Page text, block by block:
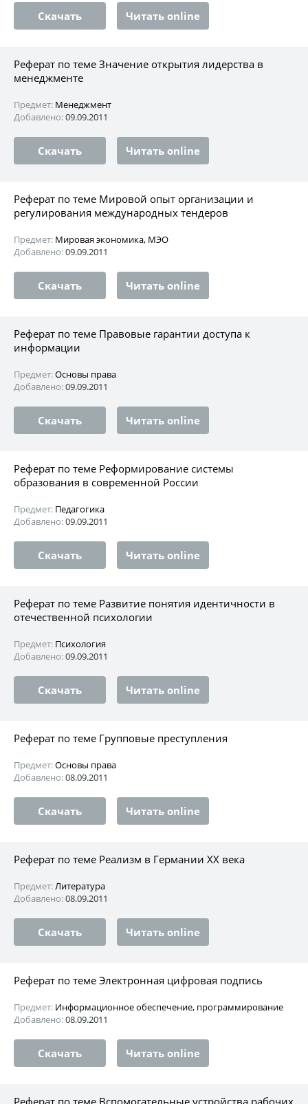
Скачать Читать online
Реферат по теме Значение открытия лидерства в
менеджменте
Предмет: Менеджмент
Добавлено:09.09.2011
Скачать Читать online
Реферат по теме Мировой опыт организации и
регулирования международных тендеров
Предмет: Мировая экономика, МЭО
Добавлено:09.09.2011
Скачать Читать online
Реферат по теме Правовые гарантии доступа к
информации
Предмет:Основы права
Добавлено:09.09.2011
Скачать Читать online
Реферат по теме Реформирование системы
образования в современной России
Предмет: Педагогика
Добавлено:09.09.2011
Скачать Читать online
Реферат по теме Развитие понятия идентичности в
отечественной психологии
Предмет: Психология
Добавлено:09.09.2011
Скачать Читать online
Реферат по теме Групповые преступления
Предмет:Основы права
Добавлено:08.09.2011
Скачать Читать online
Реферат по теме Реализм в Германии XX века
Предмет:Литература
Добавлено:08.09.2011
Скачать Читать online
Реферат по теме Электронная цифровая подпись
Предмет: Информационное обеспечение, программирование
Добавлено:08.09.2011
Скачать Читать online
Реферат по теме Вспомогательные устройства рабочих